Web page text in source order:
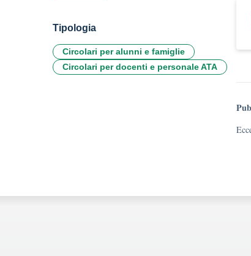
Tipologia
Circolari per alunni e famiglie
Circolari per docenti e personale ATA